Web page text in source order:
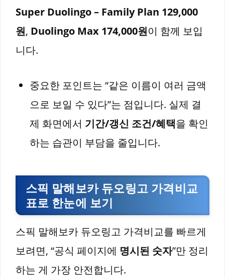
Super Duolingo – Family Plan 129,000
원, Duolingo Max 174,000원이 함께 보입
니다.
중요한 포인트는 “같은 이름이 여러 금액
으로 보일 수 있다”는 점입니다. 실제 결
제 화면에서 기간/갱신 조건/혜택을 확인
하는 습관이 부담을 줄입니다.
스픽 말해보카 듀오링고 가격비교
표로 한눈에 보기
스픽 말해보카 듀오링고 가격비교를 빠르게
보려면, “공식 페이지에 명시된 숫자”만 정리
하는 게 가장 안전합니다.